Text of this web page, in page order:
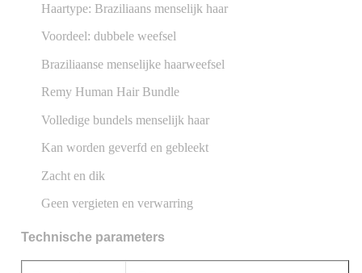
Haartype: Braziliaans menselijk haar
Voordeel: dubbele weefsel
Braziliaanse menselijke haarweefsel
Remy Human Hair Bundle
Volledige bundels menselijk haar
Kan worden geverfd en gebleekt
Zacht en dik
Geen vergieten en verwarring
Technische parameters